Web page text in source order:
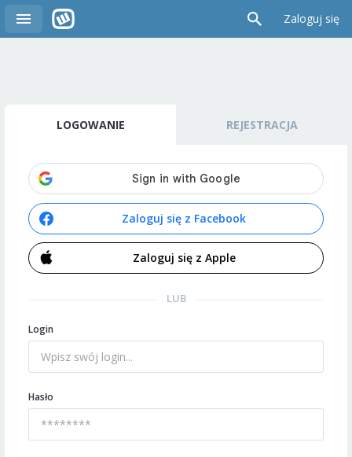
Zaloguj się
LOGOWANIE REJESTRACJA
Zaloguj się z Facebook
Zaloguj się z Apple
LUB
Login
Hasło